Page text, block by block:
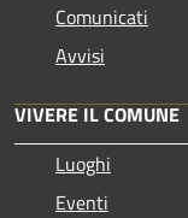
Comunicati
Avvisi
VIVERE IL COMUNE
Luoghi
Eventi